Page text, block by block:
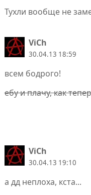
Тухли вообще не
ViCh
30.04.13 18:59
всем бодрого!
ебу и плачу, как
ViCh
30.04.13 19:10
а дд неплоха, кста...